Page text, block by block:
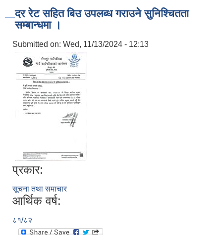
दर रेट सहित बिउ उपलब्ध गराउने सुनिश्चितता
सम्बान्धमा ।
Submitted on: Wed, 11/13/2024 - 12:13
प्रकार:
सूचना तथा समाचार
आर्थिक वर्ष:
८१/८२